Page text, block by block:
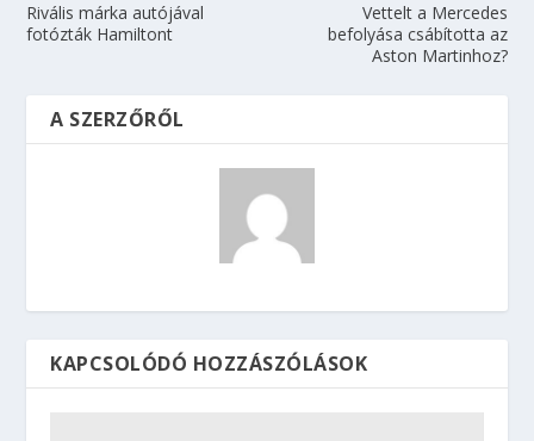
Rivális márka autójával
fotózták Hamiltont
Vettelt a Mercedes
befolyása csábította az
Aston Martinhoz?
A SZERZŐRŐL
KAPCSOLÓDÓ HOZZÁSZÓLÁSOK